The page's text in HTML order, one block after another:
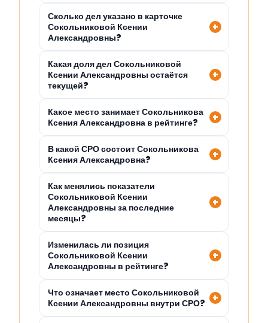
Сколько дел указано в карточке
Сокольниковой Ксении
Александровны?
Какая доля дел Сокольниковой
Ксении Александровны остаётся
текущей?
Какое место занимает Сокольникова
Ксения Александровна в рейтинге?
В какой СРО состоит Сокольникова
Ксения Александровна?
Как менялись показатели
Сокольниковой Ксении
Александровны за последние
месяцы?
Изменилась ли позиция
Сокольниковой Ксении
Александровны в рейтинге?
Что означает место Сокольниковой
Ксении Александровны внутри СРО?